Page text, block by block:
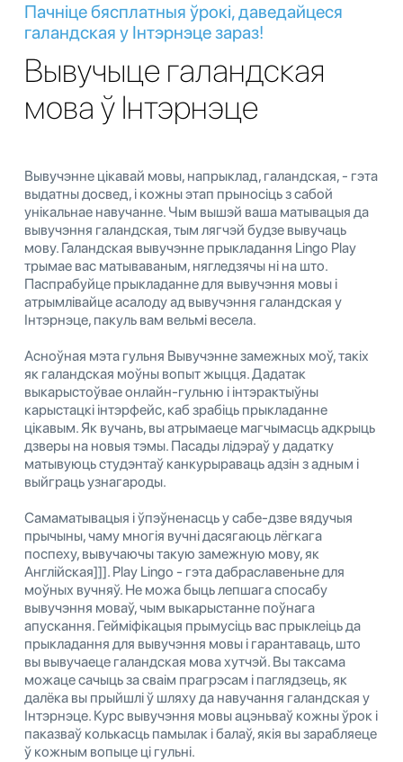
Пачніце бясплатныя ўрокі, даведайцеся
галандская у Інтэрнэце зараз!
Вывучыце галандская
мова ў Інтэрнэце
Вывучэнне цікавай мовы, напрыклад, галандская, - гэта
выдатны досвед, і кожны этап прыносіць з сабой
унікальнае навучанне. Чым вышэй ваша матывацыя да
вывучэння галандская, тым лягчэй будзе вывучаць
мову. Галандская вывучэнне прыкладання Lingo Play
трымае вас матываваным, нягледзячы ні на што.
Паспрабуйце прыкладанне для вывучэння мовы і
атрымлівайце асалоду ад вывучэння галандская у
Інтэрнэце, пакуль вам вельмі весела.
Асноўная мэта гульня Вывучэнне замежных моў, такіх
як галандская моўны вопыт жыцця. Дадатак
выкарыстоўвае онлайн-гульню і інтэрактыўны
карыстацкі інтэрфейс, каб зрабіць прыкладанне
цікавым. Як вучань, вы атрымаеце магчымасць адкрыць
дзверы на новыя тэмы. Пасады лідэраў у дадатку
матывуюць студэнтаў канкурыраваць адзін з адным і
выйграць узнагароды.
Самаматывацыя і ўпэўненасць у сабе-дзве вядучыя
прычыны, чаму многія вучні дасягаюць лёгкага
поспеху, вывучаючы такую ​​замежную мову, як
Англійская]]]. Play Lingo - гэта дабраславеньне для
моўных вучняў. Не можа быць лепшага спосабу
вывучэння моваў, чым выкарыстанне поўнага
апускання. Гейміфікацыя прымусіць вас прыклеіць да
прыкладання для вывучэння мовы і гарантаваць, што
вы вывучаеце галандская мова хутчэй. Вы таксама
можаце сачыць за сваім прагрэсам і паглядзець, як
далёка вы прыйшлі ў шляху да навучання галандская у
Інтэрнэце. Курс вывучэння мовы ацэньваў кожны ўрок і
паказваў колькасць памылак і балаў, якія вы зарабляеце
ў кожным вопыце ці гульні.